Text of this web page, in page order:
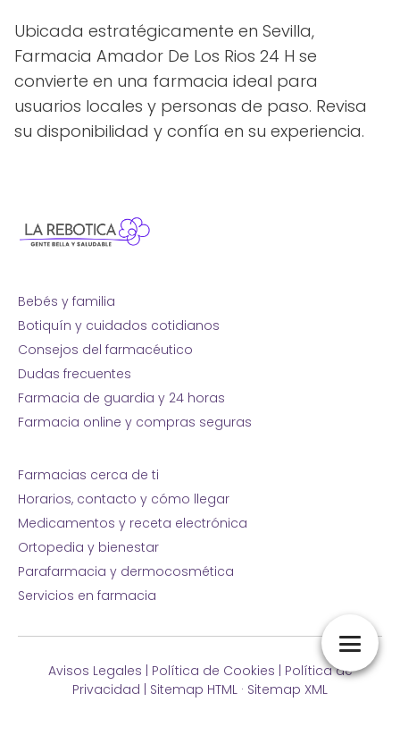
Ubicada estratégicamente en Sevilla,
Farmacia Amador De Los Rios 24 H se
convierte en una farmacia ideal para
usuarios locales y personas de paso. Revisa
su disponibilidad y confía en su experiencia.
Bebés y familia
Botiquín y cuidados cotidianos
Consejos del farmacéutico
Dudas frecuentes
Farmacia de guardia y 24 horas
Farmacia online y compras seguras
Farmacias cerca de ti
Horarios, contacto y cómo llegar
Medicamentos y receta electrónica
Ortopedia y bienestar
Parafarmacia y dermocosmética
Servicios en farmacia
Avisos Legales | Política de Cookies | Política de
Privacidad | Sitemap HTML · Sitemap XML